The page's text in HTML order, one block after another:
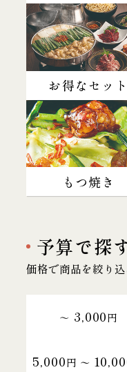
お得なセット
もつ焼き
予算で探
価格で商品を絞り
～ 3,000円
5,000円 〜